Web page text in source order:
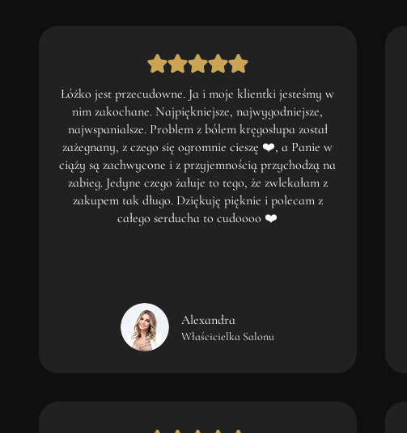
Łóżko jest przecudowne. Ja i moje klientki jesteśmy w
nim zakochane. Najpiękniejsze, najwygodniejsze,
najwspanialsze. Problem z bólem kręgosłupa został
zażegnany, z czego się ogromnie cieszę ❤️, a Panie w
ciąży są zachwycone i z przyjemnością przychodzą na
zabieg. Jedyne czego żałuje to tego, że zwlekałam z
zakupem tak długo. Dziękuję pięknie i polecam z
całego serducha to cudoooo ❤️
Alexandra
Właścicielka Salonu